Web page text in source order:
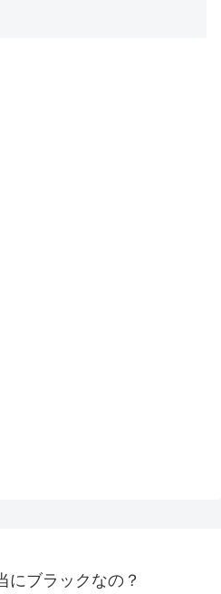
にブラックなの？